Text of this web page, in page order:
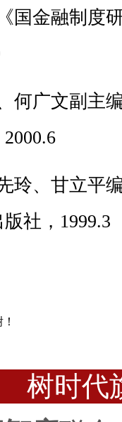
国金融制度
何广文副主
玲、甘立平
社，1999.3
时代